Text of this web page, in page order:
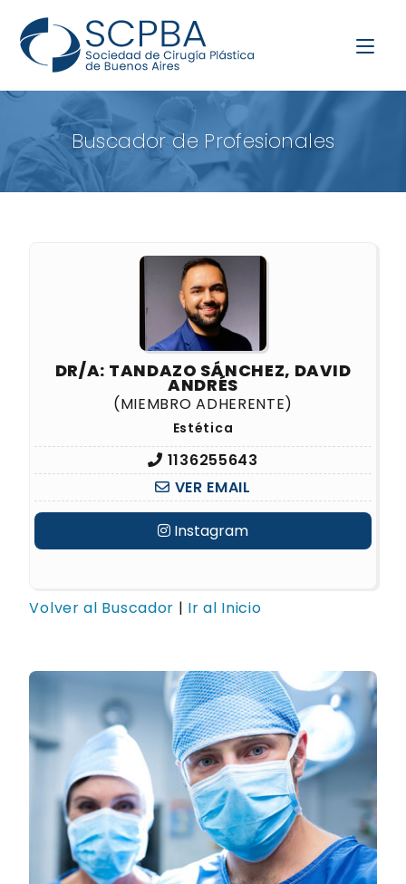
Buscador de Profesionales
DR/A: TANDAZO SÁNCHEZ, DAVID
ANDRÉS
(MIEMBRO ADHERENTE)
Estética
1136255643
VER EMAIL
Instagram
Volver al Buscador | Ir al Inicio